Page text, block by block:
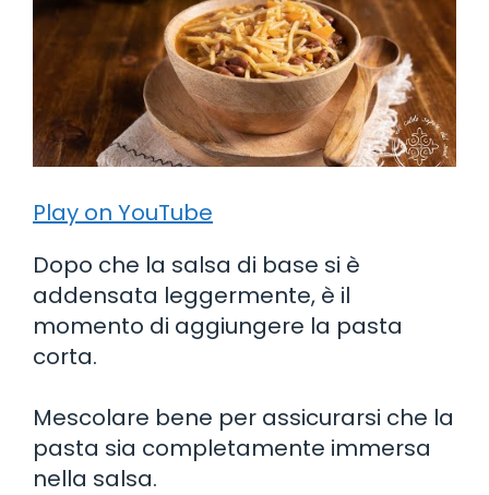
Play on YouTube
Dopo che la salsa di base si è
addensata leggermente, è il
momento di aggiungere la pasta
corta.
Mescolare bene per assicurarsi che la
pasta sia completamente immersa
nella salsa.